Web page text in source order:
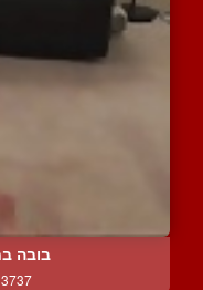
בובה
3737 צפיות